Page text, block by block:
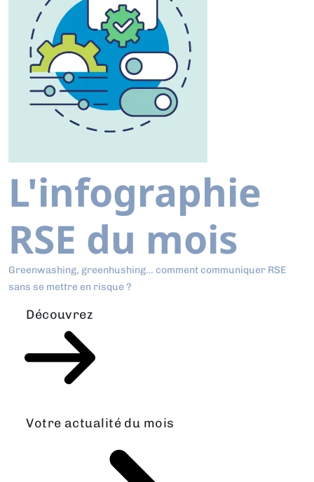
L'infographie
RSE du mois
Greenwashing, greenhushing… comment communiquer RSE
sans se mettre en risque ?
Découvrez
Votre actualité du mois